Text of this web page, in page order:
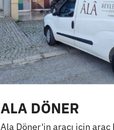
ALA DÖNER
Ala Döner'in aracı için araç